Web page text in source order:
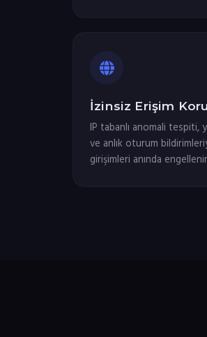
İzinsiz Erişim
IP tabanlı anomali tespiti,
ve anlık oturum
girişimleri anında